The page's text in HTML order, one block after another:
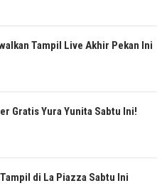
Tampil Live Akhir Pekan Ini
Gratis Yura Yunita Sabtu Ini!
di La Piazza Sabtu Ini